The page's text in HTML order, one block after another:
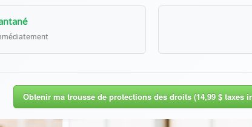
Obtenir ma trousse de protections des droits (14,99 $ taxes